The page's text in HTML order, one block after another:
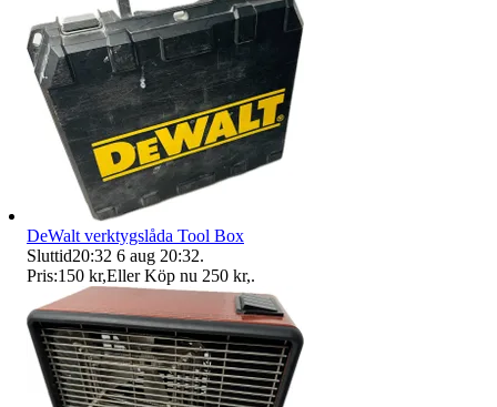
DeWalt verktygslåda Tool Box
Sluttid20:32 6 aug 20:32.
Pris:150 kr,Eller Köp nu 250 kr,.